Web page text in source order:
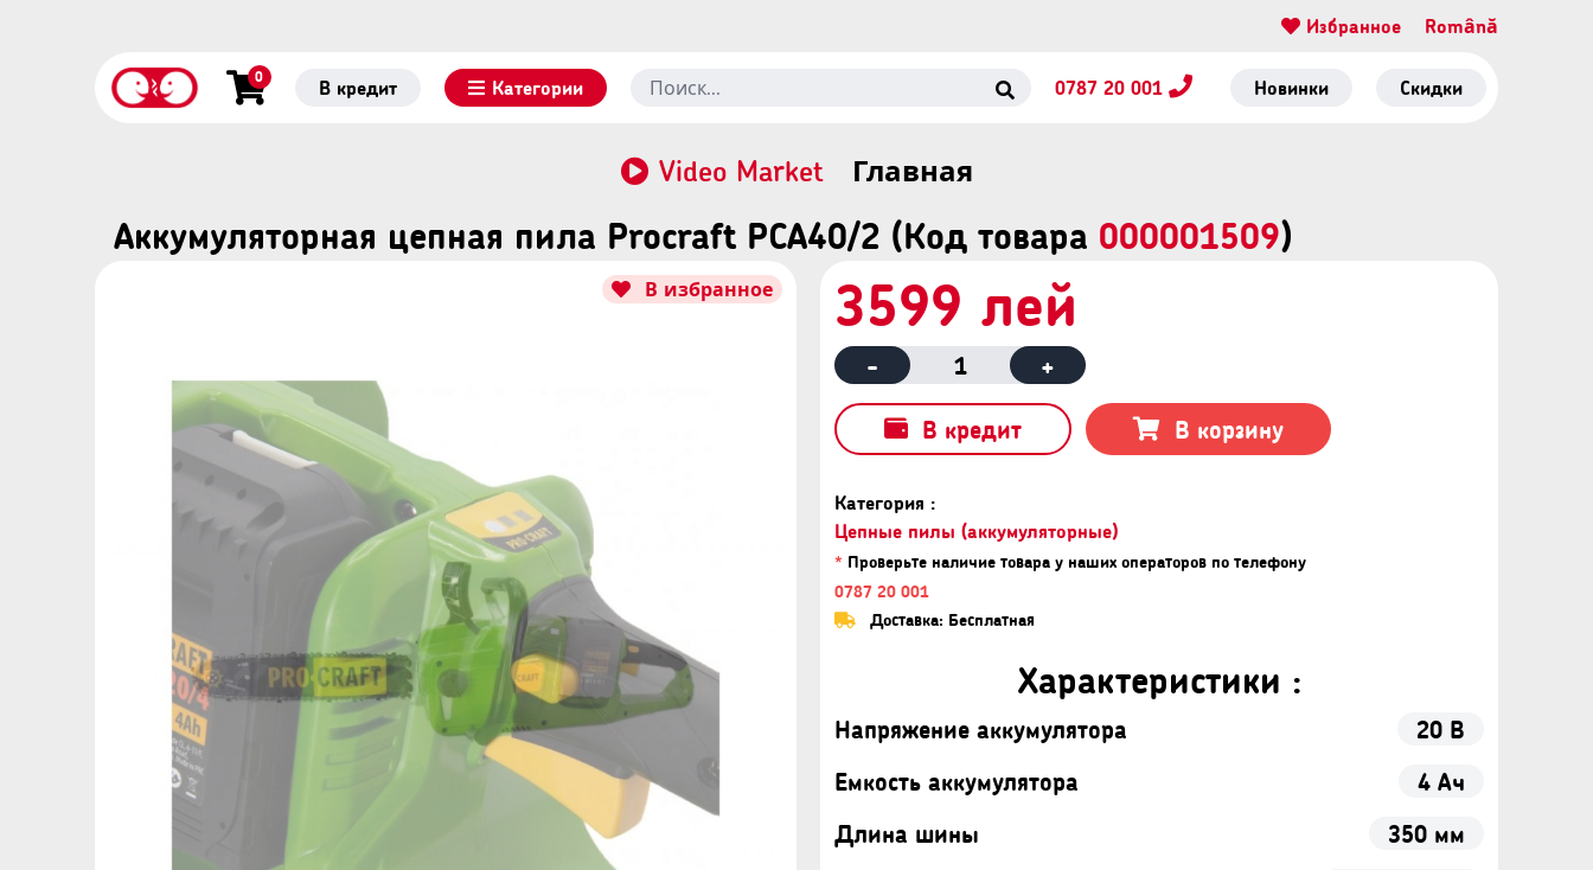
Избранное Română
0 В кредит Категории 0787 20 001 Новинки Скидки
Video Market Главная
Аккумуляторная цепная пила Procraft PCA40/2 (Код товара 000001509)
В избранное
Категория :
Цепные пилы (аккумуляторные)
* Проверьте наличие товара у наших операторов по телефону
0787 20 001
Доставка: Бесплатная
3599 лей
- 1 +
В кредит В корзину
Характеристики :
Напряжение аккумулятора
20 В
Емкость аккумулятора
4 Ач
Длина шины
350 мм